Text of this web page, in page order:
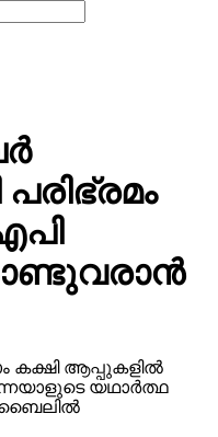
കക്ഷി ആപ്പുകളില്‍
യഥാര്‍ത്ഥ